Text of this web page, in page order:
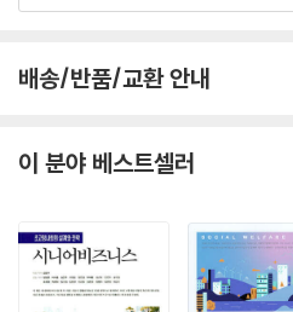
배송/반품/교환 안내
이 분야 베스트셀러